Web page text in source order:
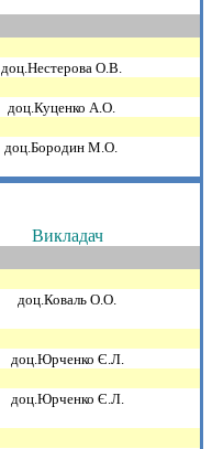
доц.Нестерова О.В.
доц.Куценко А.О.
доц.Бородин М.О.
Викладач
доц.Коваль О.О.
доц.Юрченко Є.Л.
доц.Юрченко Є.Л.